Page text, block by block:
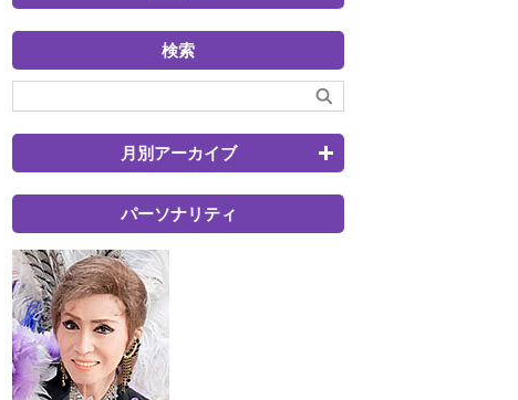
検索
月別アーカイブ
パーソナリティ